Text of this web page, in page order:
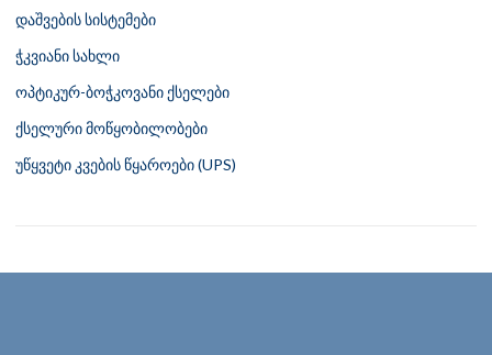
დაშვების სისტემები
ჭკვიანი სახლი
ოპტიკურ-ბოჭკოვანი ქსელები
ქსელური მოწყობილობები
უწყვეტი კვების წყაროები (UPS)